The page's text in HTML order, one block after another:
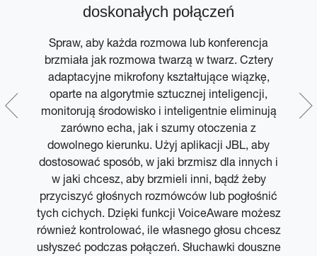
doskonałych połączeń
Spraw, aby każda rozmowa lub konferencja
brzmiała jak rozmowa twarzą w twarz. Cztery
adaptacyjne mikrofony kształtujące wiązkę,
oparte na algorytmie sztucznej inteligencji,
monitorują środowisko i inteligentnie eliminują
zarówno echa, jak i szumy otoczenia z
dowolnego kierunku. Użyj aplikacji JBL, aby
dostosować sposób, w jaki brzmisz dla innych i
w jaki chcesz, aby brzmieli inni, bądź żeby
przyciszyć głośnych rozmówców lub pogłośnić
tych cichych. Dzięki funkcji VoiceAware możesz
również kontrolować, ile własnego głosu chcesz
usłyszeć podczas połączeń. Słuchawki douszne